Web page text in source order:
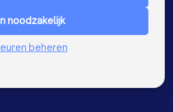
noodzakelijk
beheren